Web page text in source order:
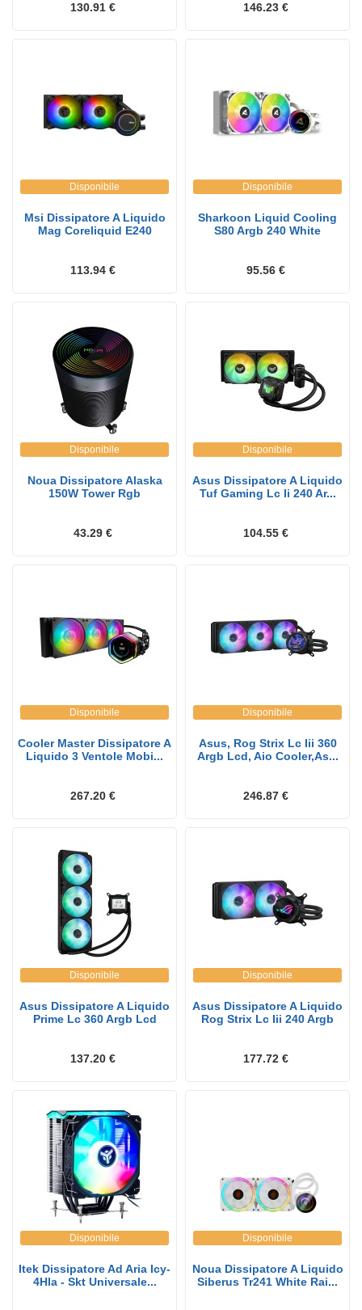
130.91 € 146.23 €
Disponibile
Msi Dissipatore A Liquido
Mag Coreliquid E240
113.94 €
Disponibile
Sharkoon Liquid Cooling
S80 Argb 240 White
95.56 €
Disponibile
Noua Dissipatore Alaska
150W Tower Rgb
43.29 €
Disponibile
Asus Dissipatore A Liquido
Tuf Gaming Lc Ii 240 Ar...
104.55 €
Disponibile
Cooler Master Dissipatore A
Liquido 3 Ventole Mobi...
267.20 €
Disponibile
Asus, Rog Strix Lc Iii 360
Argb Lcd, Aio Cooler,As...
246.87 €
Disponibile
Asus Dissipatore A Liquido
Prime Lc 360 Argb Lcd
137.20 €
Disponibile
Asus Dissipatore A Liquido
Rog Strix Lc Iii 240 Argb
177.72 €
Disponibile
Itek Dissipatore Ad Aria Icy-
4Hla - Skt Universale...
Disponibile
Noua Dissipatore A Liquido
Siberus Tr241 White Rai...